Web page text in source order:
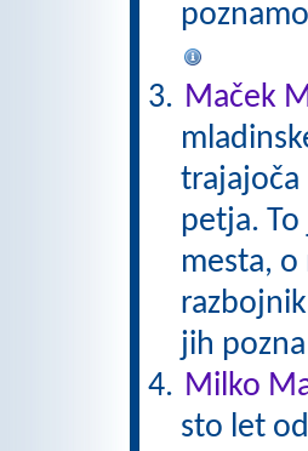
Maček
trajajoča
petja.
mesta,
jih
Milko
sto let